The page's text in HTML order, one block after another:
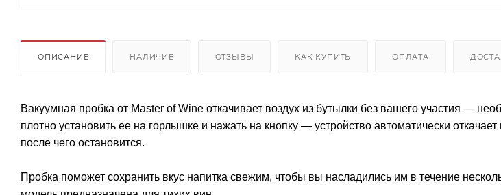
ОПИСАНИЕ НАЛИЧИЕ ОТЗЫВЫ КАК КУПИТЬ ОПЛАТА
Вакуумная пробка от Master of Wine откачивает воздух из бутылки без вашего участия —
плотно установить ее на горлышке и нажать на кнопку — устройство автоматически
после чего остановится.
Пробка поможет сохранить вкус напитка свежим, чтобы вы насладились им в течение